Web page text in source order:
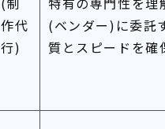
作代
行)
(ベンダー)に委託
質とスピードを確